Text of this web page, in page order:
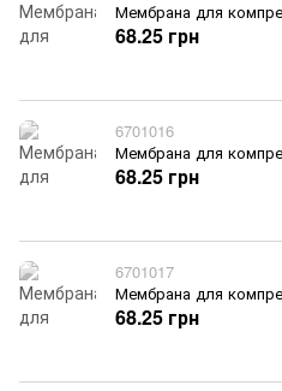
Мембрана для
68.25 грн
6701016
Мембрана для
68.25 грн
6701017
Мембрана для
68.25 грн